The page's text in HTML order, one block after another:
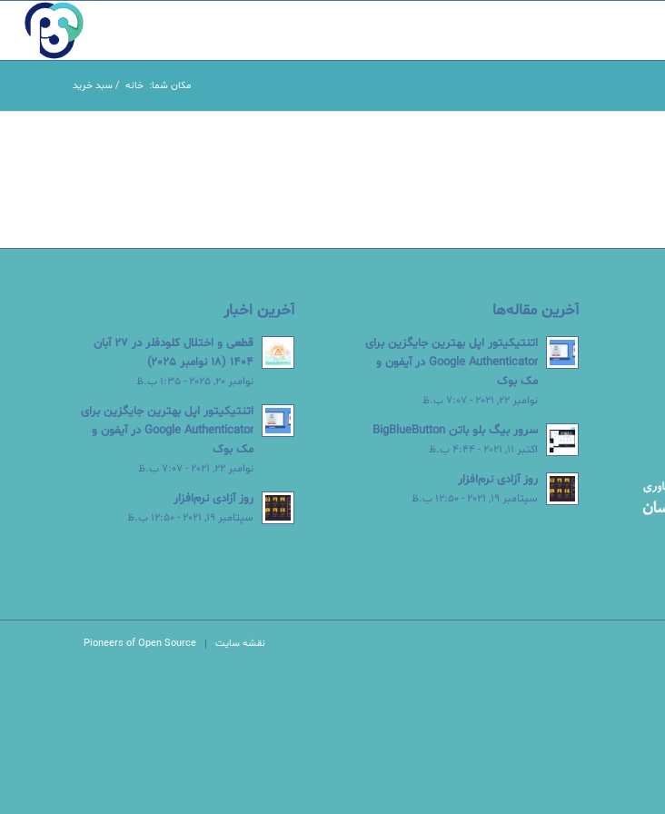
مکان شما: خانه / سبد خرید
آخرین مقاله‌ها
اتنتیکیتور اپل بهترین جایگزین برای
Google Authenticator در آیفون و
مک بوک
نوامبر 22, 2021 - 7:07 ب.ظ
سرور بیگ بلو باتن BigBlueButton
اکتبر 11, 2021 - 4:44 ب.ظ
روز آزادی نرم‌افزار
سپتامبر 19, 2021 - 12:50 ب.ظ
آخرین اخبار
قطعی و اختلال کلودفلر در 27 آبان
1404 (18 نوامبر 2025)
نوامبر 20, 2025 - 1:35 ب.ظ
اتنتیکیتور اپل بهترین جایگزین برای
Google Authenticator در آیفون و
مک بوک
نوامبر 22, 2021 - 7:07 ب.ظ
روز آزادی نرم‌افزار
سپتامبر 19, 2021 - 12:50 ب.ظ
نقشه سایت Pioneers of Open Source